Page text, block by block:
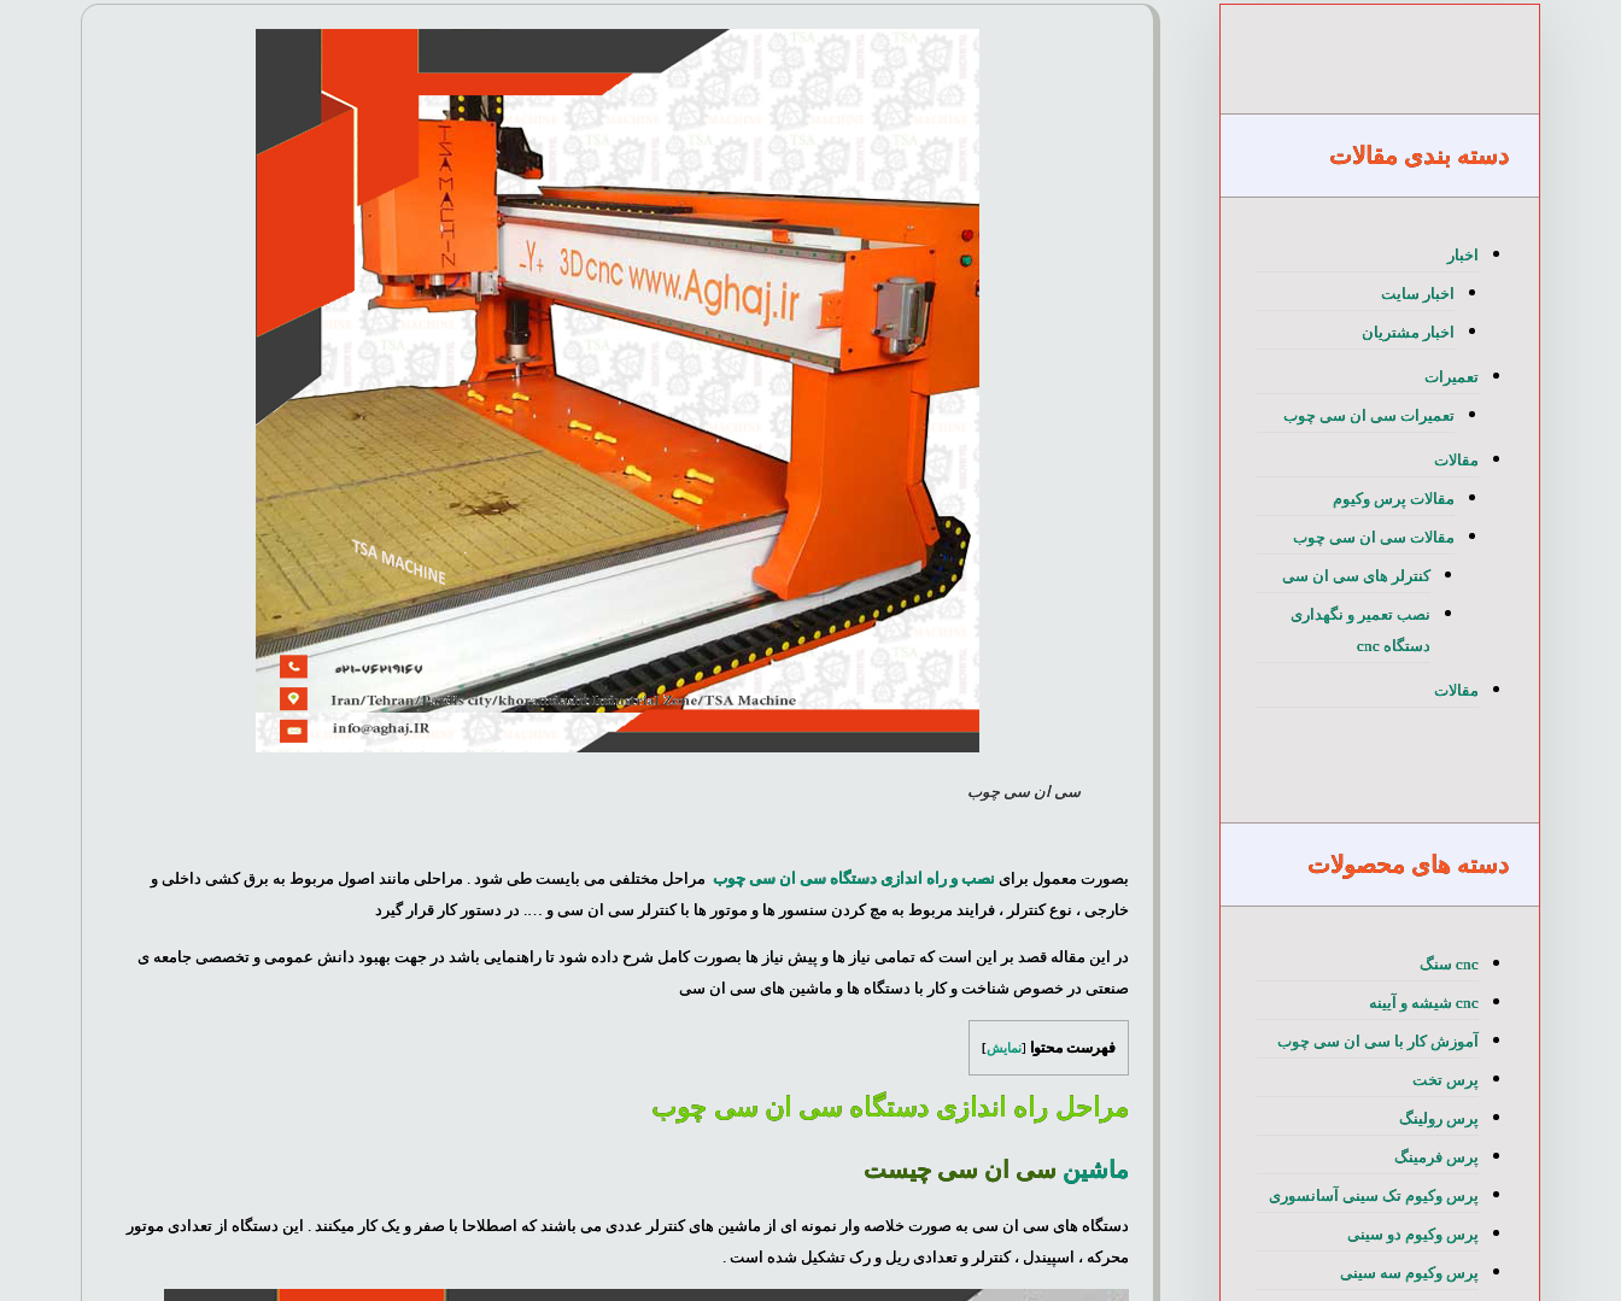
سی ان سی چوب
بصورت معمول برای نصب و راه اندازی دستگاه سی ان سی چوبمراحل مختلفی می بایست طی شود . مراحلی مانند اصول مربوط به برق کشی داخلی و
خارجی ، نوع کنترلر ، فرایند مربوط به مچ کردن سنسور ها و موتور ها با کنترلر سی ان سی و …. در دستور کار قرار گیرد
در این مقاله قصد بر این است که تمامی نیاز ها و پیش نیاز ها بصورت کامل شرح داده شود تا راهنمایی باشد در جهت بهبود دانش عمومی و تخصصی جامعه ی
صنعتی در خصوص شناخت و کار با دستگاه ها و ماشین های سی ان سی
فهرست محتوا [نمایش]
مراحل راه اندازی دستگاه سی ان سی چوب
ماشین سی ان سی چیست
دستگاه های سی ان سی به صورت خلاصه وار نمونه ای از ماشین های کنترلر عددی می باشند که اصطلاحا با صفر و یک کار میکنند . این دستگاه از تعدادی موتور
محرکه ، اسپیندل ، کنترلر و تعدادی ریل و رک تشکیل شده است .
دسته بندی مقالات
اخبار
اخبار سایت
اخبار مشتریان
تعمیرات
تعمیرات سی ان سی چوب
مقالات
مقالات پرس وکیوم
مقالات سی ان سی چوب
کنترلر های سی ان سی
نصب تعمیر و نگهداری
دستگاه cnc
مقالات
دسته های محصولات
cnc سنگ
cnc شیشه و آیینه
آموزش کار با سی ان سی چوب
پرس تخت
پرس رولینگ
پرس فرمینگ
پرس وکیوم تک سینی آسانسوری
پرس وکیوم دو سینی
پرس وکیوم سه سینی